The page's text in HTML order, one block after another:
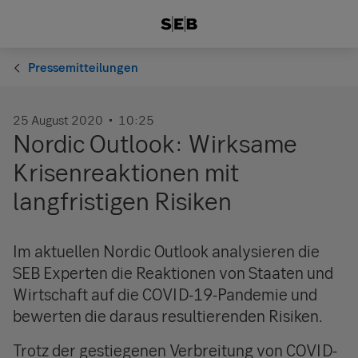
Pressemitteilungen
25 August 2020 10:25
Nordic Outlook: Wirksame
Krisenreaktionen mit
langfristigen Risiken
Im aktuellen Nordic Outlook analysieren die
SEB Experten die Reaktionen von Staaten und
Wirtschaft auf die COVID-19-Pandemie und
bewerten die daraus resultierenden Risiken.
Trotz der gestiegenen Verbreitung von COVID-